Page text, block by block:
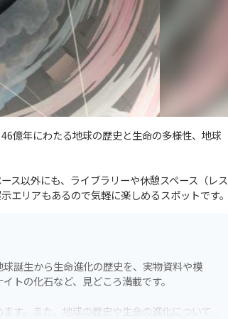
億年にわたる地球の歴史と生命の多様性、地球
ス以外にも、ライブラリーや休憩スペース（レス
エリアもあるので気軽に楽しめるスポットです。
誕生から生命進化の歴史を、実物資料や模
トの化石など、見どころ満載です。
す。また、地球の歴史や生命の進化について